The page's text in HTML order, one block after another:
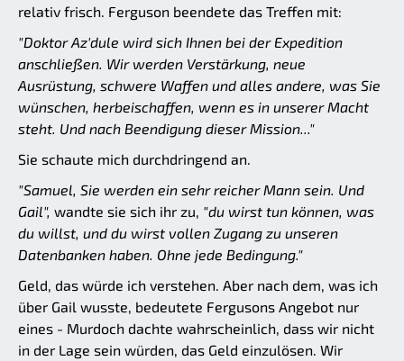
relativ frisch. Ferguson beendete das Treffen mit:
"Doktor Az'dule wird sich Ihnen bei der Expedition
anschließen. Wir werden Verstärkung, neue
Ausrüstung, schwere Waffen und alles andere, was Sie
wünschen, herbeischaffen, wenn es in unserer Macht
steht. Und nach Beendigung dieser Mission..."
Sie schaute mich durchdringend an.
"Samuel, Sie werden ein sehr reicher Mann sein. Und
Gail", wandte sie sich ihr zu, "du wirst tun können, was
du willst, und du wirst vollen Zugang zu unseren
Datenbanken haben. Ohne jede Bedingung."
Geld, das würde ich verstehen. Aber nach dem, was ich
über Gail wusste, bedeutete Fergusons Angebot nur
eines - Murdoch dachte wahrscheinlich, dass wir nicht
in der Lage sein würden, das Geld einzulösen. Wir